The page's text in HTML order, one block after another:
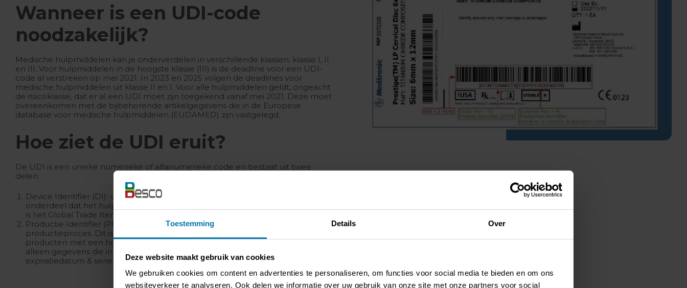
Toestemming Details Over
Deze website maakt gebruik van cookies
We gebruiken cookies om content en advertenties te personaliseren, om functies voor social media te bieden en om ons
websiteverkeer te analyseren. Ook delen we informatie over uw gebruik van onze site met onze partners voor social
Wanneer is een UDI-code
noodzakelijk?
Medische hulpmiddelen kan je onderverdelen in verschillende klassen: klasse I, II
en III. Voor hulpmiddelen in de hoogste klasse (III) is de deadline voor een UDI-
code al verstreken op mei 2021. In 2023 en 2025 volgen de deadlines voor
medische hulpmiddelen uit klasse II en I. Voor alle hulpmiddelen geldt, ongeacht
de risicoklasse, dat er al een UDI moet zijn toegekend vanaf mei 2021. Deze moet
overeenkomen met de bijbehorende artikelgegevens die in de Europese
database voor medische hulpmiddelen (EUDAMED) zijn vastgelegd.
Hoe ziet de UDI eruit?
De UDI is een unieke numerieke of alfanumerieke code en bestaat uit twee
delen:
Device Identifier (DI): dit is een uniforme artikelcode. Het is een verplicht
onderdeel dat het hulpmiddel uniek identificeert. Dit unieke productnummer
is het Global Trade Item Number (GTIN).
Productie Identifier (PI): dit staat voor alle informatie die gerelateerd is aan het
productieproces. Dit is een variabel onderdeel van de UDI dat alleen bij
producten met een hoog risico aan de code wordt toegevoegd. De PI bevat
alleen gegevens die in schrift op het label staan: Lot/batchnummer,
expiratiedatum & serienummer.